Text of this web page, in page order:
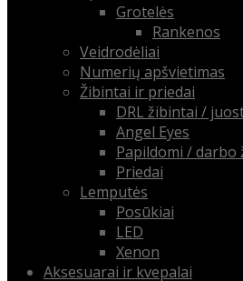
Grotelės
Rankenos
Veidrodėliai
Numerių apšvietimas
Žibintai ir priedai
DRL žibintai /
Angel Eyes
Papildomi / darbo
Priedai
Lemputės
Posūkiai
LED
Xenon
Aksesuarai ir kvepalai